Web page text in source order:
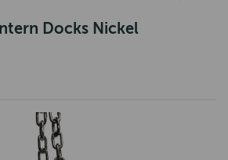
Docks Nickel